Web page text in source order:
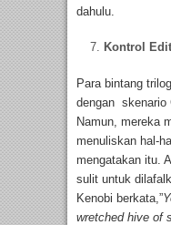
dahulu.
Kontrol
Para bintang
dengan skenario
Namun, mereka
menuliskan hal-
mengatakan itu.
sulit untuk
Kenobi berkata,”
wretched hive of